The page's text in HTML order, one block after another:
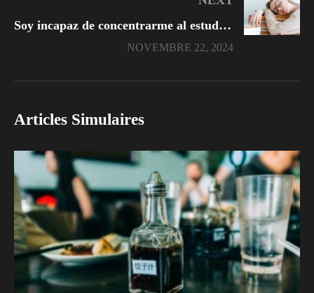
Soy incapaz de concentrarme al estudiar: ¿qué puedo hacer?
NOVEMBRE 22, 2024
Articles Simulaires